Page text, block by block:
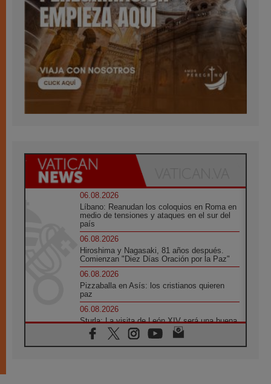
06.08.2026
Líbano: Reanudan los coloquios en Roma en
medio de tensiones y ataques en el sur del
país
06.08.2026
Hiroshima y Nagasaki, 81 años después.
Comienzan "Diez Días Oración por la Paz"
06.08.2026
Pizzaballa en Asís: los cristianos quieren
paz
06.08.2026
Sturla: La visita de León XIV será una buena
noticia para todo el Uruguay
06.08.2026